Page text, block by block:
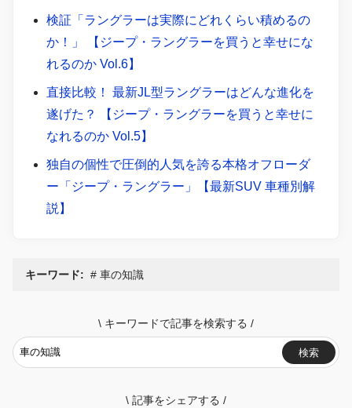
検証「ラングラーは実際にどれくらい積めるの
か！」 【ジープ・ラングラーを買うと幸せにな
れるのか Vol.6】
直接比較！ 最新JL型ラングラーはどんな進化を
遂げた？ 【ジープ・ラングラーを買うと幸せに
なれるのか Vol.5】
独自の個性で圧倒的人気を誇る本格オフローダ
ー「ジープ・ラングラー」【最新SUV 車種別解
説】
キーワード: 車の知識
\ キーワードで記事を検索する /
検索
\ 記事をシェアする /